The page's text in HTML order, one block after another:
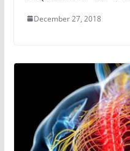
December 27, 2018